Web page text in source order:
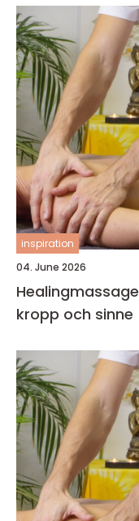
inspiration
04. June 2026
Healingmassage när beröring hjälper både
kropp och sinne